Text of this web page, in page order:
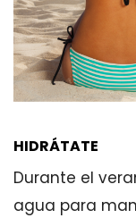
HIDRÁTATE
Durante el
agua para